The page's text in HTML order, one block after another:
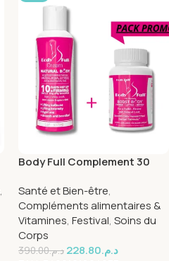
,
Body Full Complement 30
Santé et Bien-être,
Compléments alimentaires &
Vitamines, Festival, Soins du
Corps
د.م.390.00 د.م.228.80